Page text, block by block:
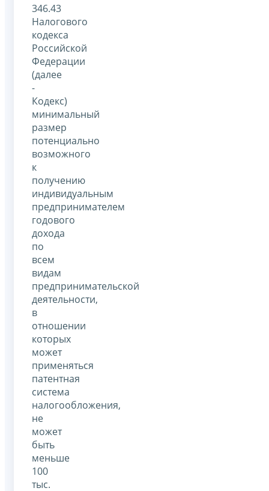
346.43
Налогового
кодекса
Российской
Федерации
(далее
-
Кодекс)
минимальный
размер
потенциально
возможного
к
получению
индивидуальным
предпринимателем
годового
дохода
по
всем
видам
предпринимательской
деятельности,
в
отношении
которых
может
применяться
патентная
система
налогообложения,
не
может
быть
меньше
100
тыс.